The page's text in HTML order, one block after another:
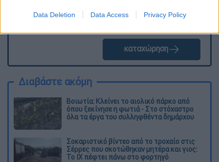
Data Deletion Data Access Privacy Policy
καταχώρηση
Διαβάστε ακόμη
Βοιωτία: Κλείνει το αιολικό πάρκο από
όπου ξεκίνησε η φωτιά - Στο στόχαστρο
όλα τα έργα του συλληφθέντα δημάρχου
Σοκαριστικό βίντεο από το τροχαίο στις
Σέρρες που σκοτώθηκαν μητέρα και γιος:
Το ΙΧ πέφτει πάνω στο φορτηγό